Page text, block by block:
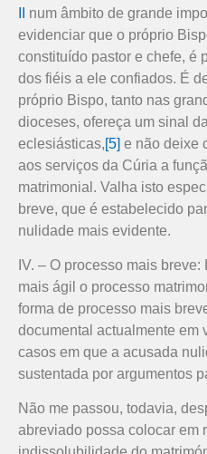
num âmbito de grande
evidenciar que o próprio
constituído pastor e chefe, é
dos fiéis a ele confiados. É
próprio Bispo, tanto nas
dioceses, ofereça um sinal
eclesiásticas,[5] e não deixe
aos serviços da Cúria a
matrimonial. Valha isto
breve, que é estabelecido
nulidade mais evidente.
IV. – O processo mais
mais ágil o processo
forma de processo mais
documental actualmente em
casos em que a acusada
sustentada por argumentos
Não me passou, todavia,
abreviado possa colocar em